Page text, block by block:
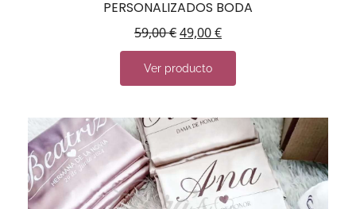
PERSONALIZADOS BODA
59,00€49,00€
Ver producto